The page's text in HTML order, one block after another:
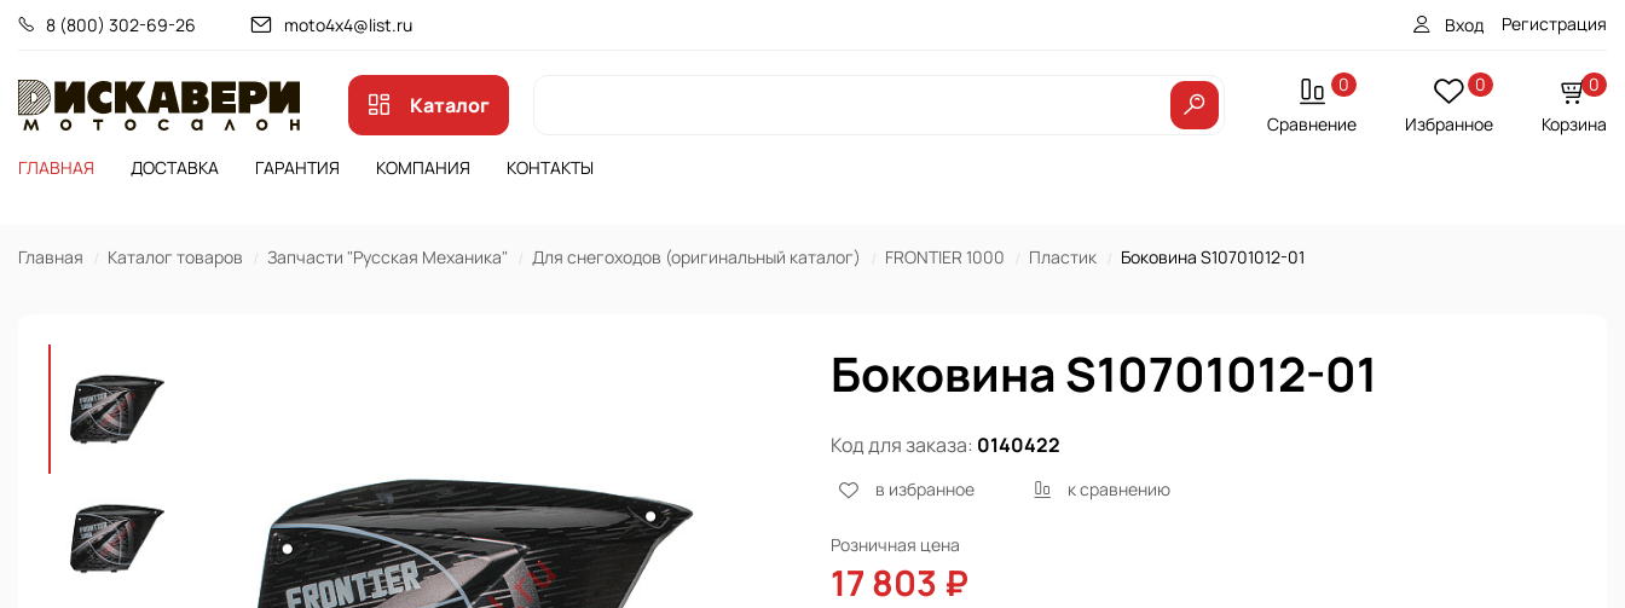
8 (800) 302-69-26 moto4x4@list.ru Вход Регистрация
Каталог
0
Сравнение
0
Избранное
0
Корзина
ГЛАВНАЯ
ДОСТАВКА ГАРАНТИЯ КОМПАНИЯ КОНТАКТЫ
Главная Каталог товаров Запчасти "Русская Механика" Для снегоходов (оригинальный каталог) FRONTIER 1000 Пластик Боковина S10701012-01
Боковина S10701012-01
Код для заказа: 0140422
в избранное к сравнению
Розничная цена
17 803 ₽